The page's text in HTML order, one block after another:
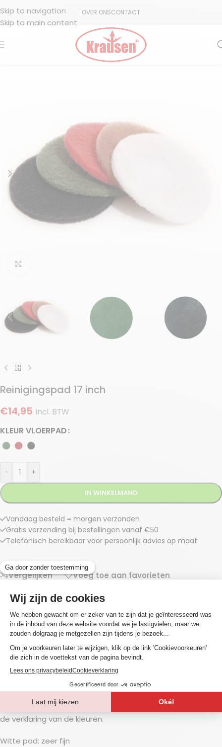
Skip to navigation
Skip to main content
OVER ONSCONTACT
Reinigingspad 17 inch
€14,95 Incl. BTW
KLEUR VLOERPAD
- +
IN WINKELMAND
Vandaag besteld = morgen verzonden
Gratis verzending bij bestellingen vanaf €50
Telefonisch bereikbaar voor persoonlijk advies op maat
Vergelijken Voeg toe aan favorieten
Artikelnummer: 7435119337304
Categorieën:Accessoires Reiniging, Schrobmachines
Tags: boenpad,reinigingspad,vloerpad
Beschrijving
Reinigingspad / vloerpad voor onder de padhouder tbv de
17 inch schrobmachine.
In diverse kleuren te verkrijgen, bij handleiding download je
de verklaring van de kleuren.
Witte pad: zeer fijn